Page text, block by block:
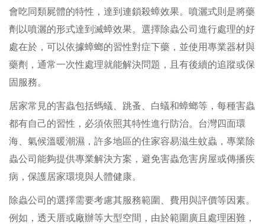
會吃同類屍體的特性，達到連鎖殺蟑效果。噴灑式則是將藥
劑以噴灑的形式達到滅蟑效果。選擇除蟲公司進行處理的好
處在於，可以依據蟑螂的習性對症下藥，並使用專業器材與
藥劑，通常一次性處理就能解決問題，且有後續的追蹤或保
固服務。
居家常見的害蟲包括螞蟻、跳蚤、白蟻和蟑螂等，每種害蟲
都有自己的習性，必須依照其特性進行防治。台灣四面環
海、氣候溫暖潮濕，許多地區的住家容易滋生蚊蟲，專業除
蟲公司能夠提供專業解決方案，避免害蟲危害房屋或傳播疾
病，保護居家環境與人體健康。
除蟲公司的選擇需要考慮其服務範圍、費用與評價等因素。
例如，透天厝或廠辦等大型空間，由於範圍廣且處理困難，